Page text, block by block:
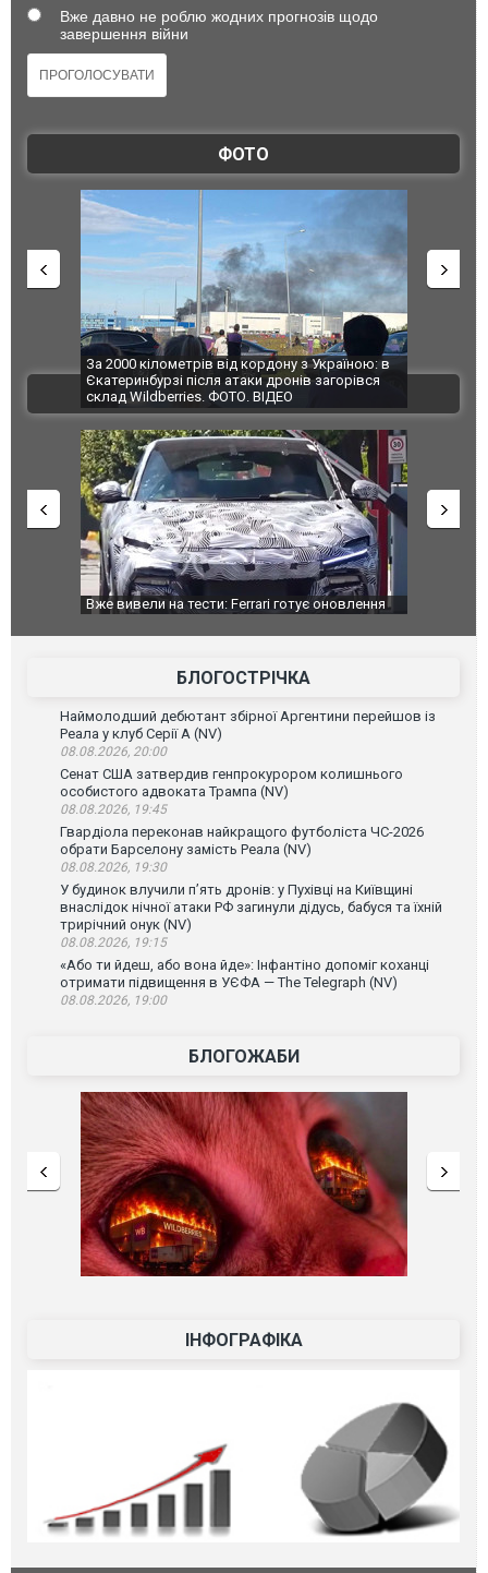
Вже давно не роблю жодних прогнозів щодо
завершення війни
ФОТО
За 2000 кілометрів від кордону з Україною: в
Єкатеринбурзі після атаки дронів загорівся
склад Wildberries. ФОТО. ВІДЕО
"Мої
ВІДЕО
Вже вивели на тести: Ferrari готує оновлення
Вийшов
фільму
БЛОГОСТРІЧКА
Наймолодший дебютант збірної Аргентини перейшов із
Реала у клуб Серії А (NV)
08.08.2026, 20:00
Сенат США затвердив генпрокурором колишнього
особистого адвоката Трампа (NV)
08.08.2026, 19:45
Гвардіола переконав найкращого футболіста ЧС-2026
обрати Барселону замість Реала (NV)
08.08.2026, 19:30
У будинок влучили п’ять дронів: у Пухівці на Київщині
внаслідок нічної атаки РФ загинули дідусь, бабуся та їхній
трирічний онук (NV)
08.08.2026, 19:15
«Або ти йдеш, або вона йде»: Інфантіно допоміг коханці
отримати підвищення в УЄФА — The Telegraph (NV)
08.08.2026, 19:00
БЛОГОЖАБИ
ІНФОГРАФІКА